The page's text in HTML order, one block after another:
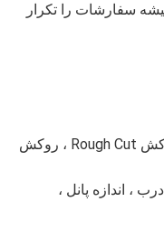
سفارشات را تکرار
2 ، انواع مختلف روکش چوب ، از جمله روکش چوب طبیعی ، روکش Dying ، روکش Fumed ، روکش Rough Cut ، روکش
، اندازه پانل ،